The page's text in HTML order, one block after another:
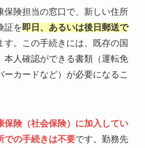
保険担当の窓口で、新しい住所
証を即日、あるいは後日郵送で
す。この手続きには、既存の国
本人確認ができる書類（運転免
ーカードなど）が必要になるこ
保険（社会保険）に加入してい
での手続きは不要です。勤務先